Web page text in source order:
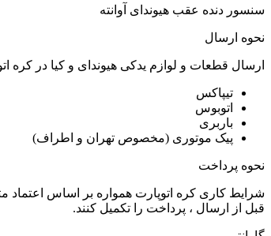
سنسور دنده عقب هیوندای آوانته
نحوه ارسال
ارسال قطعات و لوازم یدکی هیوندای و کیا در
تیپاکس
اتوبوس
باربری
پیک موتوری (مخصوص تهران و اطراف)
نحوه پرداخت
شرایط کاری کره اتوپارت همواره بر اساس
قبل از ارسال ، پرداخت را تکمیل کنند.